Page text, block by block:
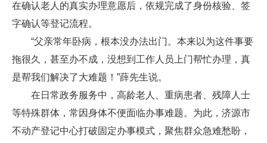
在确认老人的真实办理意愿后，依规完成了身份核验、签
字确认等登记流程。
“父亲常年卧病，根本没办法出门。本来以为这件事要
拖很久，甚至办不成，没想到工作人员上门帮忙办理，真
是帮我们解决了大难题！”薛先生说。
在日常政务服务中，高龄老人、重病患者、残障人士
等特殊群体，常因身体不便面临办事难题。为此，济源市
不动产登记中心打破固定办事模式，聚焦群众急难愁盼，